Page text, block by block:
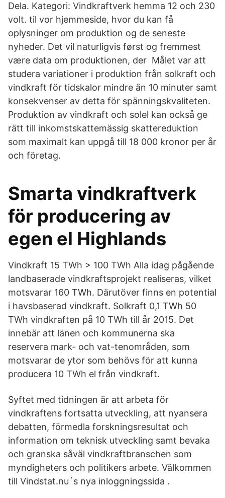
Dela. Kategori: Vindkraftverk hemma 12 och 230
volt. til vor hjemmeside, hvor du kan få
oplysninger om produktion og de seneste
nyheder. Det vil naturligvis først og fremmest
være data om produktionen, der Målet var att
studera variationer i produktion från solkraft och
vindkraft för tidskalor mindre än 10 minuter samt
konsekvenser av detta för spänningskvaliteten.
Produktion av vindkraft och solel kan också ge
rätt till inkomstskattemässig skattereduktion
som maximalt kan uppgå till 18 000 kronor per år
och företag.
Smarta vindkraftverk
för producering av
egen el Highlands
Vindkraft 15 TWh > 100 TWh Alla idag pågående
landbaserade vindkraftsprojekt realiseras, vilket
motsvarar 160 TWh. Därutöver finns en potential
i havsbaserad vindkraft. Solkraft 0,1 TWh 50
TWh vindkraften på 10 TWh till år 2015. Det
innebär att länen och kommunerna ska
reservera mark- och vat-tenområden, som
motsvarar de ytor som behövs för att kunna
producera 10 TWh el från vindkraft.
Syftet med tidningen är att arbeta för
vindkraftens fortsatta utveckling, att nyansera
debatten, förmedla forskningsresultat och
information om teknisk utveckling samt bevaka
och granska såväl vindkraftbranschen som
myndigheters och politikers arbete. Välkommen
till Vindstat.nu´s nya inloggningssida .